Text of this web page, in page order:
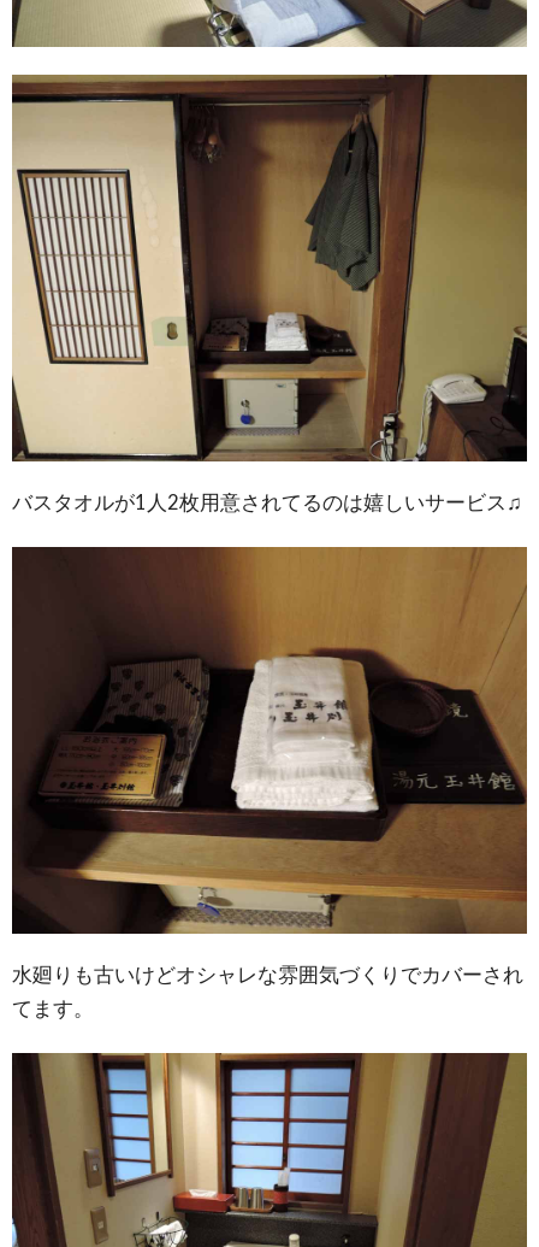
バスタオルが1人2枚用意されてるのは嬉しいサービス♫
水廻りも古いけどオシャレな雰囲気づくりでカバーされ
てます。